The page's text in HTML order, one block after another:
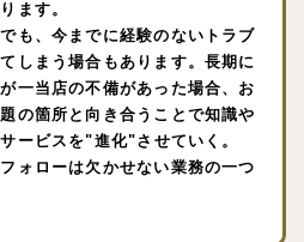
ます。
も、今までに経験のないトラブ
しまう場合もあります。長期に
一当店の不備があった場合、お
の箇所と向き合うことで知識や
ービスを"進化"させていく。
ォローは欠かせない業務の一つ